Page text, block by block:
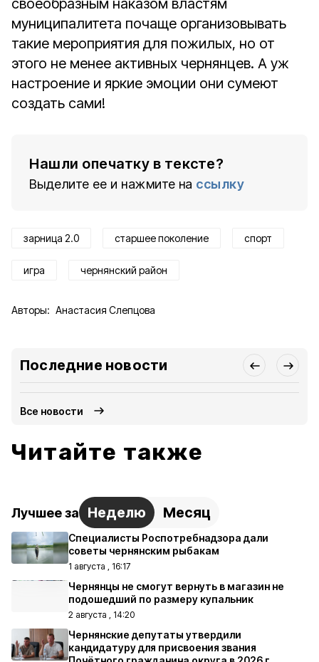
своеобразным наказом властям
муниципалитета почаще организовывать
такие мероприятия для пожилых, но от
этого не менее активных чернянцев. А уж
настроение и яркие эмоции они сумеют
создать сами!
Нашли опечатку в тексте?
Выделите ее и нажмите на ссылку
зарница 2.0 старшее поколение спорт
игра чернянский район
Авторы: Анастасия Слепцова
Последние новости
Все новости
Читайте также
Лучшее за Неделю Месяц
Специалисты Роспотребнадзора дали
советы чернянским рыбакам
1 августа , 16:17
Чернянцы не смогут вернуть в магазин не
подошедший по размеру купальник
2 августа , 14:20
Чернянские депутаты утвердили
кандидатуру для присвоения звания